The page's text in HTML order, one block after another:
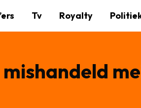
Tv Royalty